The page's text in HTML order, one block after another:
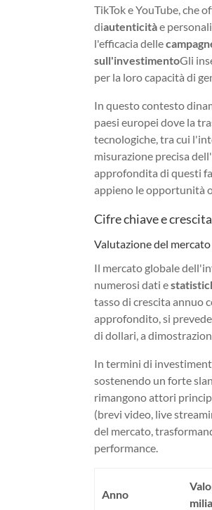
TikTok e YouTube, che
diautenticitàe
l'efficacia delle
sull'investimentoGli
per la loro capacità di
In questo contesto
paesi europei dove la
tecnologiche, tra cui
misurazione precisa
approfondita di questi
appieno le opportunità
Cifre chiave e
Valutazione del
Il mercato globale
numerosi dati e
tasso di crescita annuo
approfondito, si
di dollari, a
In termini di
sostenendo un forte
rimangono attori
(brevi video, live
del mercato,
performance.
Anno